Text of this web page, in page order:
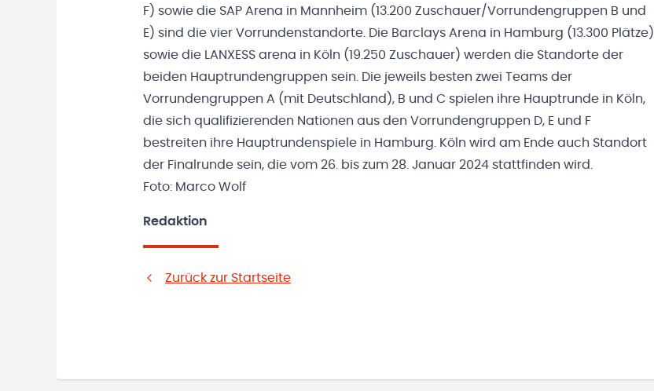
F) sowie die SAP Arena in Mannheim (13.200 Zuschauer/Vorrundengruppen B und
E) sind die vier Vorrundenstandorte. Die Barclays Arena in Hamburg (13.300 Plätze)
sowie die LANXESS arena in Köln (19.250 Zuschauer) werden die Standorte der
beiden Hauptrundengruppen sein. Die jeweils besten zwei Teams der
Vorrundengruppen A (mit Deutschland), B und C spielen ihre Hauptrunde in Köln,
die sich qualifizierenden Nationen aus den Vorrundengruppen D, E und F
bestreiten ihre Hauptrundenspiele in Hamburg. Köln wird am Ende auch Standort
der Finalrunde sein, die vom 26. bis zum 28. Januar 2024 stattfinden wird.
Foto: Marco Wolf
Redaktion
Zurück zur Startseite